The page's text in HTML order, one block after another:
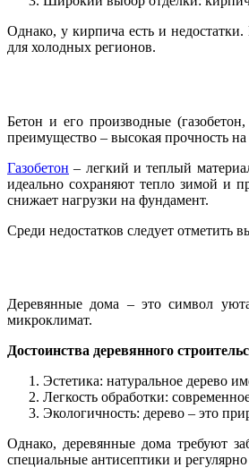
Однако, у кирпича есть и
для холодных регионов.
Бетон и его производные
преимущество – высокая прочность
Газобетон – легкий и теплый
идеально сохраняют тепло зимой и
снижает нагрузки на фундамент.
Среди недостатков следует
Деревянные дома – это символ
микроклимат.
Достоинства деревянного
Эстетика: натуральное дерево
Легкость обработки:
Экологичность: дерево – это
Однако, деревянные дома требуют
специальные антисептики и